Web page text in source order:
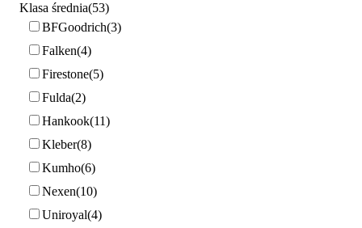
Klasa średnia 53
BFGoodrich 3
Falken 4
Firestone 5
Fulda 2
Hankook 11
Kleber 8
Kumho 6
Nexen 10
Uniroyal 4